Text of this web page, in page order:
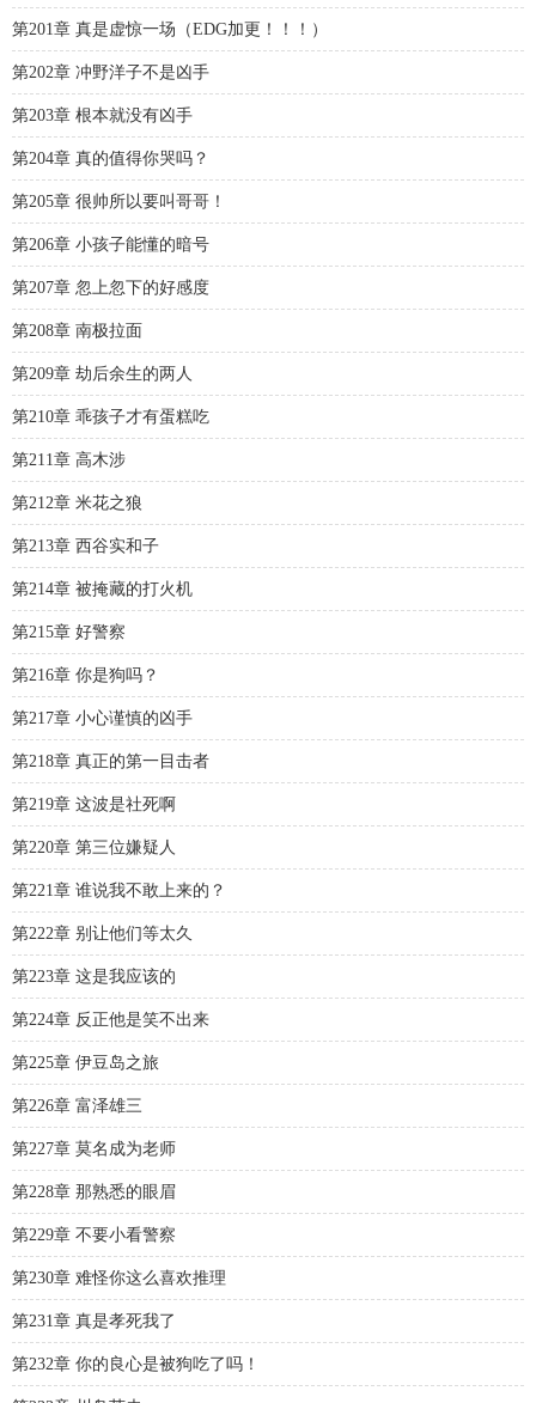
第201章 真是虚惊一场（EDG加更！！！）
第202章 冲野洋子不是凶手
第203章 根本就没有凶手
第204章 真的值得你哭吗？
第205章 很帅所以要叫哥哥！
第206章 小孩子能懂的暗号
第207章 忽上忽下的好感度
第208章 南极拉面
第209章 劫后余生的两人
第210章 乖孩子才有蛋糕吃
第211章 高木涉
第212章 米花之狼
第213章 西谷实和子
第214章 被掩藏的打火机
第215章 好警察
第216章 你是狗吗？
第217章 小心谨慎的凶手
第218章 真正的第一目击者
第219章 这波是社死啊
第220章 第三位嫌疑人
第221章 谁说我不敢上来的？
第222章 别让他们等太久
第223章 这是我应该的
第224章 反正他是笑不出来
第225章 伊豆岛之旅
第226章 富泽雄三
第227章 莫名成为老师
第228章 那熟悉的眼眉
第229章 不要小看警察
第230章 难怪你这么喜欢推理
第231章 真是孝死我了
第232章 你的良心是被狗吃了吗！